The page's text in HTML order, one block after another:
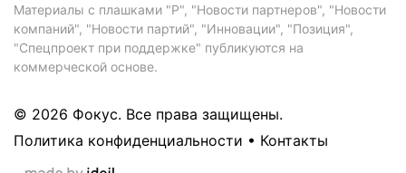
Материалы с плашками "Р", "Новости партнеров", "Новости
компаний", "Новости партий", "Инновации", "Позиция",
"Спецпроект при поддержке" публикуются на
коммерческой основе.
© 2026 Фокус. Все права защищены.
Политика конфиденциальности • Контакты